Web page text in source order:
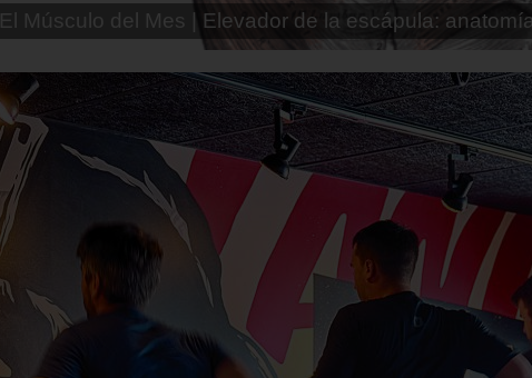
✅ Entrenamiento gimnasio de Andoni (rutina avanzada)